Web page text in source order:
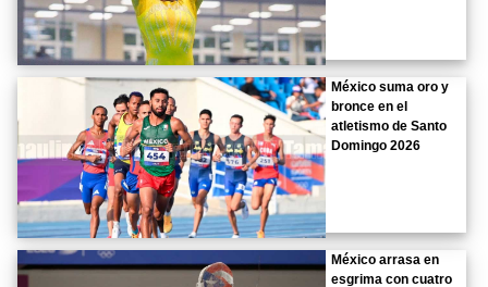
México suma oro y
bronce en el
atletismo de Santo
Domingo 2026
México arrasa en
esgrima con cuatro